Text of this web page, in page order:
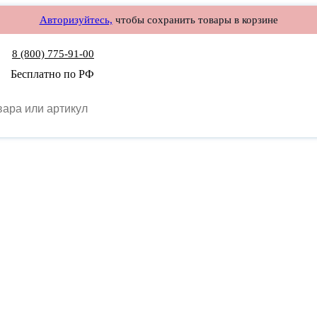
Авторизуйтесь, чтобы сохранить товары в корзине
8 (800) 775-91-00
Бесплатно по РФ